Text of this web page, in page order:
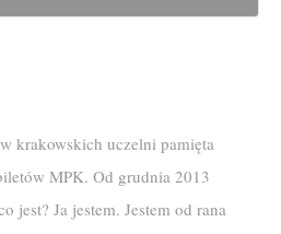
krakowskich uczelni pamięta
MPK. Od grudnia 2013
jest? Ja jestem. Jestem od rana